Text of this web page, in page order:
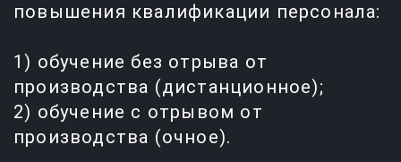
повышения квалификации персонала:
1) обучение без отрыва от
производства (дистанционное);
2) обучение с отрывом от
производства (очное).